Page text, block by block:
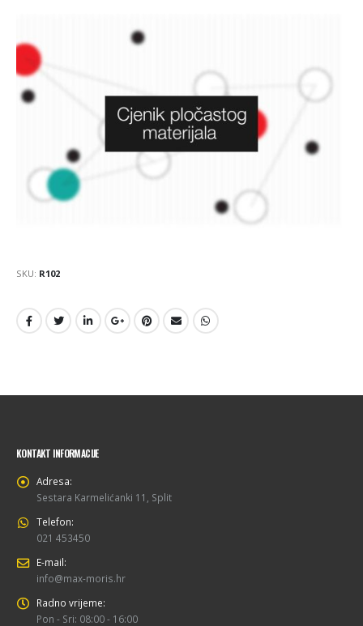
SKU: R102
KONTAKT INFORMACIJE
Adresa:
Sestara Karmelićanki 11, Split
Telefon:
021 453450
E-mail:
info@max-moris.hr
Radno vrijeme:
Pon - Sri: 08:00 - 16:00